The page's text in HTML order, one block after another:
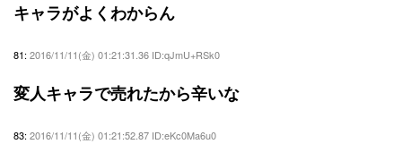
キャラがよくわからん
81: 2016/11/11(金) 01:21:31.36 ID:qJmU+RSk0
変人キャラで売れたから辛いな
83: 2016/11/11(金) 01:21:52.87 ID:eKc0Ma6u0